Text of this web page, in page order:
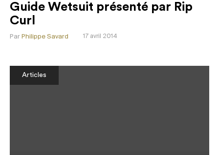
Guide Wetsuit présenté par Rip
Curl
17 avril 2014
Par Philippe Savard
Articles